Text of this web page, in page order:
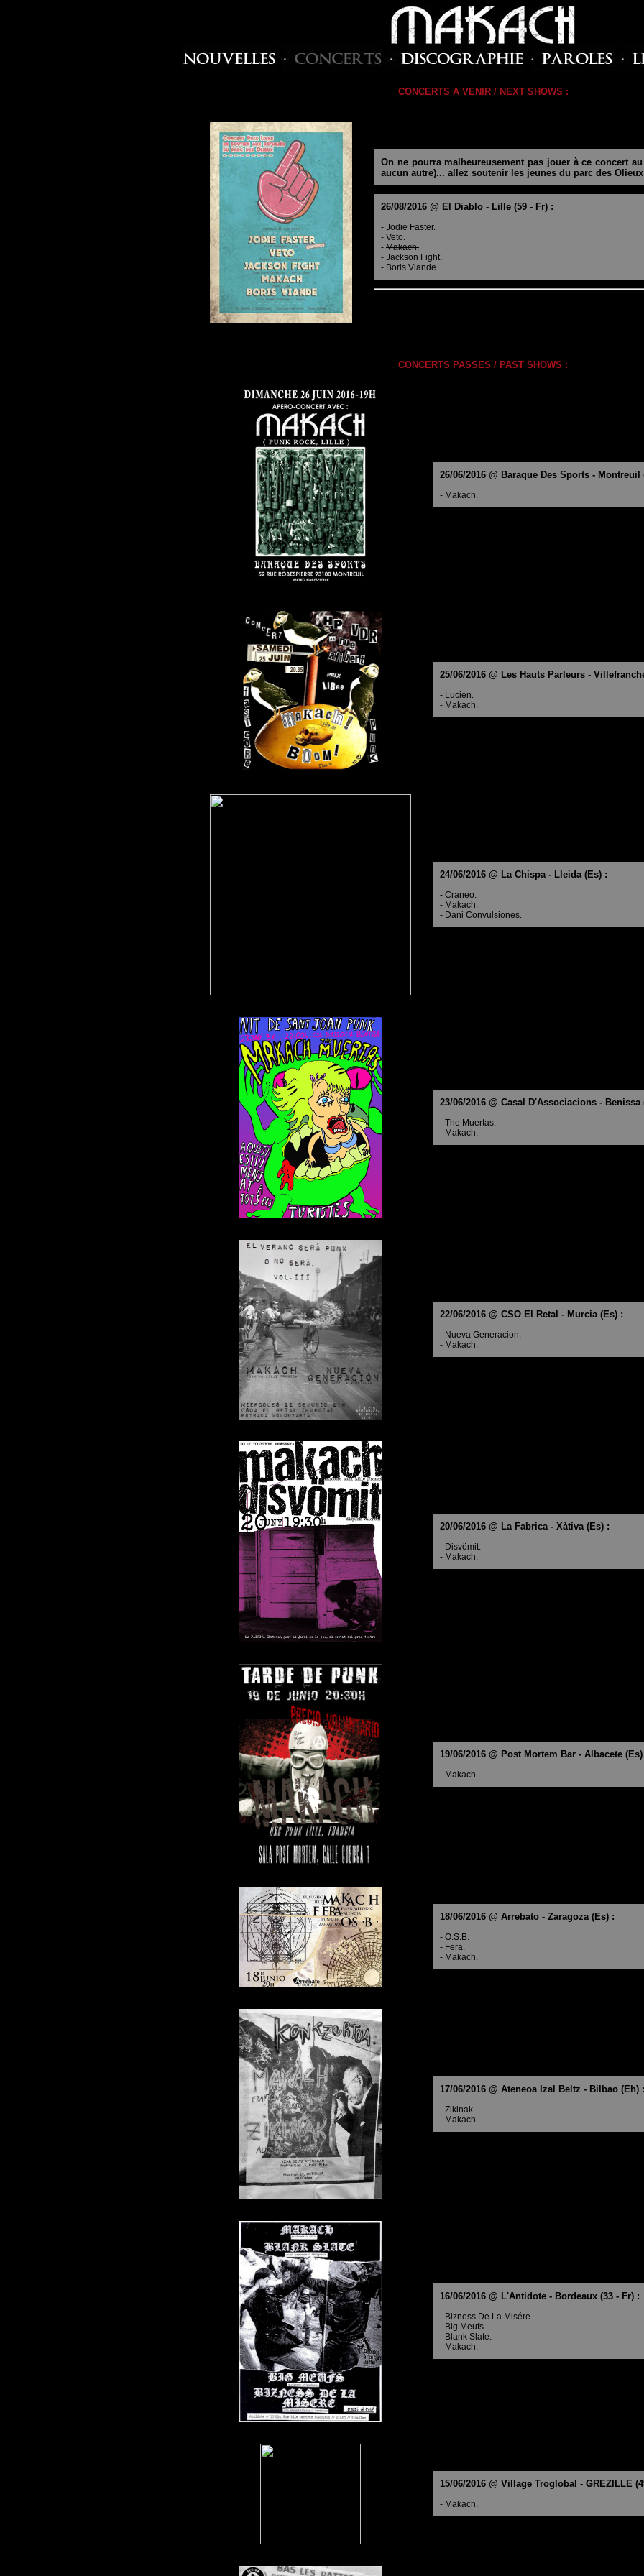
CONCERTS A VENIR / NEXT SHOWS :
On ne pourra malheureusement pas jouer à ce concert
aucun autre)... allez soutenir les jeunes du parc des
26/08/2016 @ El Diablo - Lille (59 - Fr) :
- Jodie Faster.
- Veto.
- Makach.
- Jackson Fight.
- Boris Viande.
CONCERTS PASSES / PAST SHOWS :
26/06/2016 @ Baraque Des Sports - Montreuil
- Makach.
25/06/2016 @ Les Hauts Parleurs -
- Lucien.
- Makach.
24/06/2016 @ La Chispa - Lleida (Es) :
- Craneo.
- Makach.
- Dani Convulsiones.
23/06/2016 @ Casal D'Associacions - Benissa
- The Muertas.
- Makach.
22/06/2016 @ CSO El Retal - Murcia (Es) :
- Nueva Generacion.
- Makach.
20/06/2016 @ La Fabrica - Xàtiva (Es) :
- Disvömit.
- Makach.
19/06/2016 @ Post Mortem Bar - Albacete
- Makach.
18/06/2016 @ Arrebato - Zaragoza (Es) :
- O.S.B.
- Fera.
- Makach.
17/06/2016 @ Ateneoa Izal Beltz - Bilbao (Eh) :
- Zikinak.
- Makach.
16/06/2016 @ L'Antidote - Bordeaux (33 - Fr) :
- Bizness De La Misére.
- Big Meufs.
- Blank Slate.
- Makach.
15/06/2016 @ Village Troglobal - GREZILLE
- Makach.